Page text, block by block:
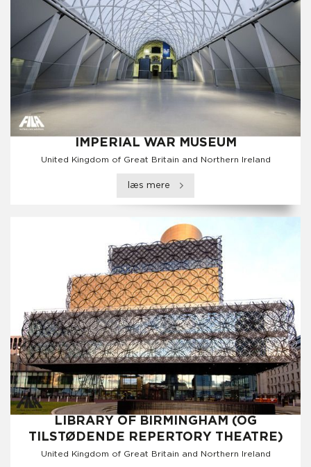
IMPERIAL WAR MUSEUM
United Kingdom of Great Britain and Northern Ireland
læs mere
LIBRARY OF BIRMINGHAM (OG
TILSTØDENDE REPERTORY THEATRE)
United Kingdom of Great Britain and Northern Ireland